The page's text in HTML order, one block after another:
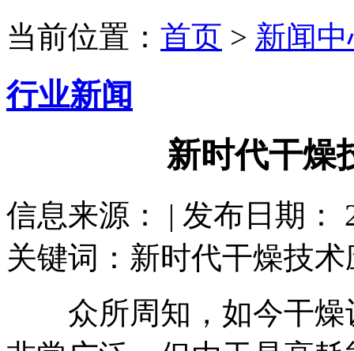
当前位置： 首页 > 新闻
行业新闻
新时代干燥
信息来源： | 发布日期：
关键词：新时代干燥技
众所周知，如今干燥